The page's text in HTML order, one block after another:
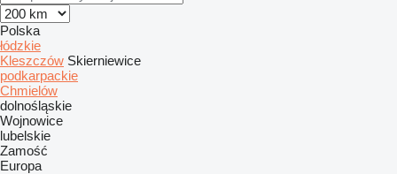
Polska
łódzkie
Kleszczów Skierniewice
podkarpackie
Chmielów
dolnośląskie
Wojnowice
lubelskie
Zamość
Europa